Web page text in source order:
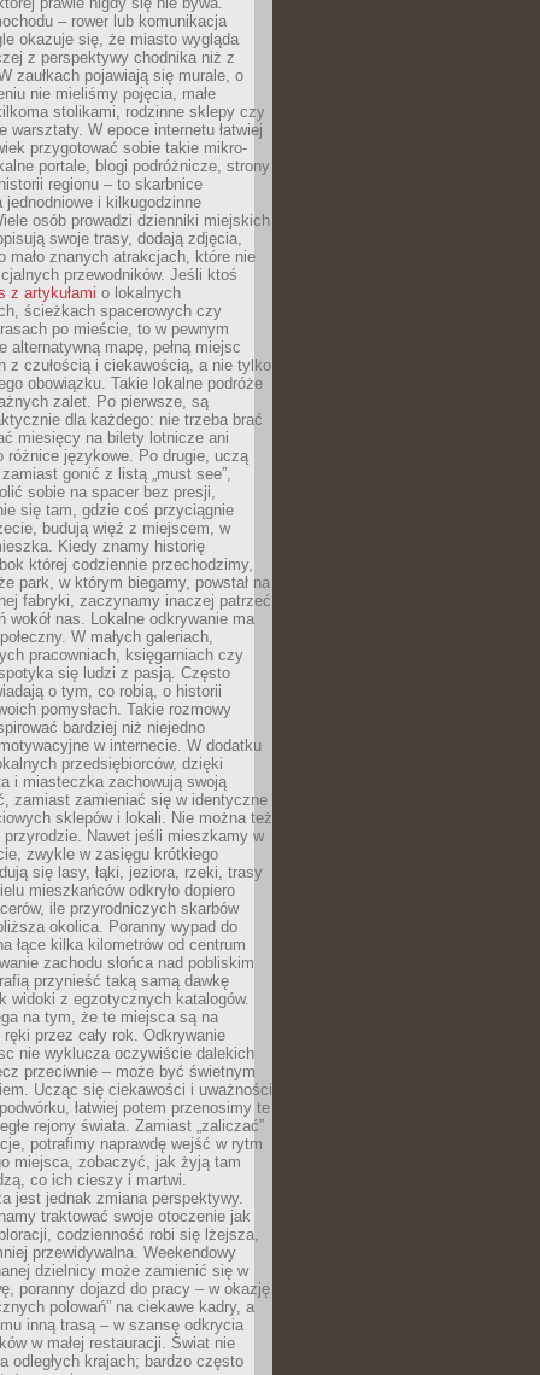
– rower lub komunikacja
okazuje się, że miasto wygląda
z perspektywy chodnika niż z
zaułkach pojawiają się murale, o
nie mieliśmy pojęcia, małe
stolikami, rodzinne sklepy czy
warsztaty. W epoce internetu łatwiej
przygotować sobie takie mikro-
portale, blogi podróżnicze, strony
regionu – to skarbnice
jednodniowe i kilkugodzinne
osób prowadzi dzienniki miejskich
swoje trasy, dodają zdjęcia,
mało znanych atrakcjach, które nie
przewodników. Jeśli ktoś
z artykułami o lokalnych
ścieżkach spacerowych czy
po mieście, to w pewnym
alternatywną mapę, pełną miejsc
z czułością i ciekawością, a nie tylko
obowiązku. Takie lokalne podróże
zalet. Po pierwsze, są
dla każdego: nie trzeba brać
miesięcy na bilety lotnicze ani
różnice językowe. Po drugie, uczą
gonić z listą „must see”,
sobie na spacer bez presji,
się tam, gdzie coś przyciągnie
budują więź z miejscem, w
Kiedy znamy historię
której codziennie przechodzimy,
park, w którym biegamy, powstał na
fabryki, zaczynamy inaczej patrzeć
wokół nas. Lokalne odkrywanie ma
W małych galeriach,
pracowniach, księgarniach czy
się ludzi z pasją. Często
o tym, co robią, o historii
pomysłach. Takie rozmowy
bardziej niż niejedno
w internecie. W dodatku
przedsiębiorców, dzięki
i miasteczka zachowują swoją
zamiast zamieniać się w identyczne
sklepów i lokali. Nie można też
przyrodzie. Nawet jeśli mieszkamy w
zwykle w zasięgu krótkiego
się lasy, łąki, jeziora, rzeki, trasy
mieszkańców odkryło dopiero
ile przyrodniczych skarbów
okolica. Poranny wypad do
łące kilka kilometrów od centrum
zachodu słońca nad pobliskim
przynieść taką samą dawkę
widoki z egzotycznych katalogów.
na tym, że te miejsca są na
przez cały rok. Odkrywanie
nie wyklucza oczywiście dalekich
przeciwnie – może być świetnym
Ucząc się ciekawości i uważności
łatwiej potem przenosimy te
rejony świata. Zamiast „zaliczać”
potrafimy naprawdę wejść w rytm
miejsca, zobaczyć, jak żyją tam
co ich cieszy i martwi.
jest jednak zmiana perspektywy.
traktować swoje otoczenie jak
codzienność robi się lżejsza,
przewidywalna. Weekendowy
dzielnicy może zamienić się w
poranny dojazd do pracy – w okazję
polowań” na ciekawe kadry, a
inną trasą – w szansę odkrycia
w małej restauracji. Świat nie
odległych krajach; bardzo często